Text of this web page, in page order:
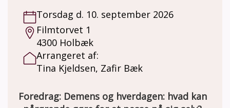
Torsdag d. 10. september 2026
Filmtorvet 1
4300 Holbæk
Arrangeret af:
Tina Kjeldsen, Zafir Bæk
Foredrag: Demens og hverdagen: hvad kan